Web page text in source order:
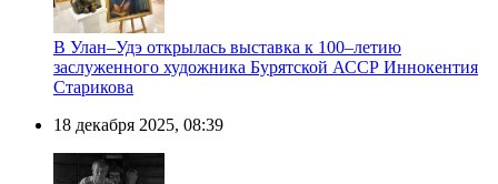
В Улан–Удэ открылась выставка к 100–летию
заслуженного художника Бурятской АССР Иннокентия
Старикова
18 декабря 2025, 08:39